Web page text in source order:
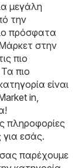
μεγάλη
την
πρόσφατα
στην
πιο
πιο
είναι
in,
πληροφορίες
για εσάς.
παρέχουμε